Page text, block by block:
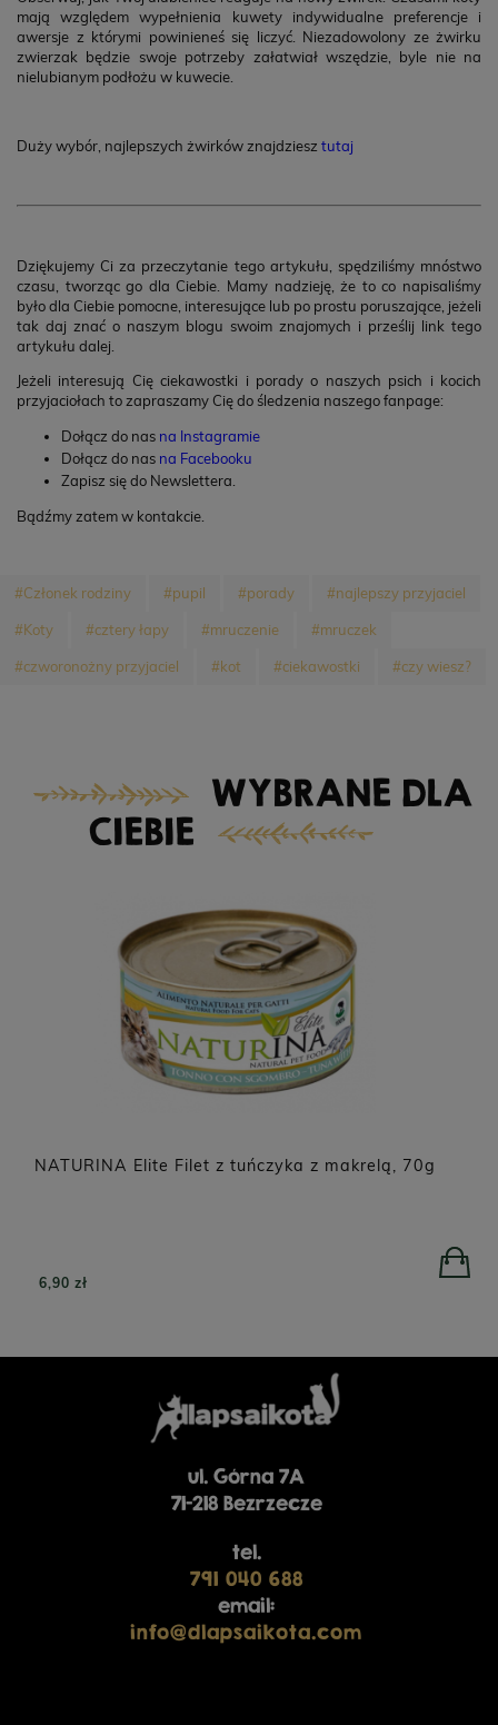
mają względem wypełnienia kuwety indywidualne preferencje i
awersje z którymi powinieneś się liczyć. Niezadowolony ze żwirku
zwierzak będzie swoje potrzeby załatwiał wszędzie, byle nie na
nielubianym podłożu w kuwecie.
Duży wybór, najlepszych żwirków znajdziesz tutaj
Dziękujemy Ci za przeczytanie tego artykułu, spędziliśmy mnóstwo
czasu, tworząc go dla Ciebie. Mamy nadzieję, że to co napisaliśmy
było dla Ciebie pomocne, interesujące lub po prostu poruszające, jeżeli
tak daj znać o naszym blogu swoim znajomych i prześlij link tego
artykułu dalej.
Jeżeli interesują Cię ciekawostki i porady o naszych psich i kocich
przyjaciołach to zapraszamy Cię do śledzenia naszego fanpage:
Dołącz do nas na Instagramie
Dołącz do nas na Facebooku
Zapisz się do Newslettera.
Bądźmy zatem w kontakcie.
#Członek rodziny #pupil #porady #najlepszy przyjaciel
#Koty #cztery łapy #mruczenie #mruczek
#czworonożny przyjaciel #kot #ciekawostki #czy wiesz?
WYBRANE DLA
CIEBIE
NATURINA Elite Filet z tuńczyka z makrelą, 70g
6,90 zł
ul. Górna 7A
71-218 Bezrzecze
tel.
791 040 688
email:
info@dlapsaikota.com